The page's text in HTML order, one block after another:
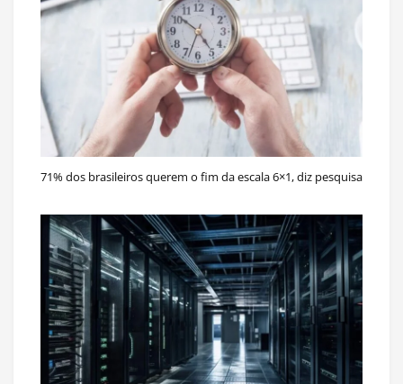
71% dos brasileiros querem o fim da escala 6×1, diz pesquisa